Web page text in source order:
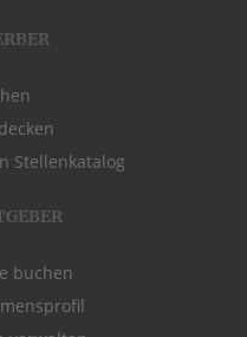
Stellenkatalog
buchen